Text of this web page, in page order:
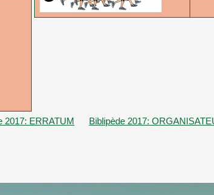
2017: ERRATUM
Biblipède 2017: